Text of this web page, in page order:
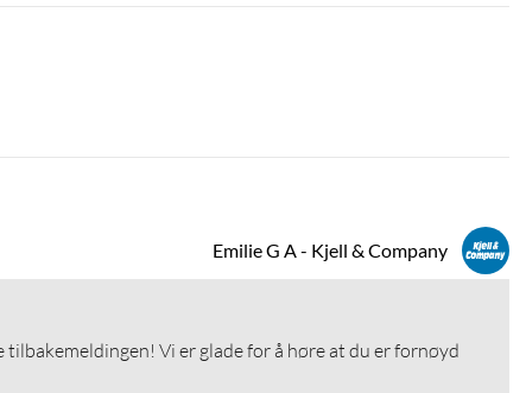
Emilie G A - Kjell & Company
tilbakemeldingen! Vi er glade for å høre at du er fornøyd